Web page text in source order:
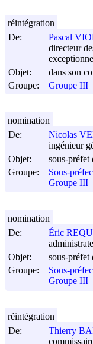
De:
Pascal
directeur
Objet:
dans son
Groupe:
Groupe III
réintégration
De:
Nicolas
ingénieur
Objet:
sous-
Groupe:
Sous-
Groupe III
nomination
De:
Éric
Objet:
sous-
Groupe:
Sous-
Groupe III
nomination
De:
Thierry
réintégration